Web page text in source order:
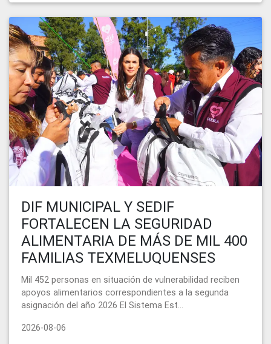
DIF MUNICIPAL Y SEDIF
FORTALECEN LA SEGURIDAD
ALIMENTARIA DE MÁS DE MIL 400
FAMILIAS TEXMELUQUENSES
Mil 452 personas en situación de vulnerabilidad reciben
apoyos alimentarios correspondientes a la segunda
asignación del año 2026 El Sistema Est...
2026-08-06